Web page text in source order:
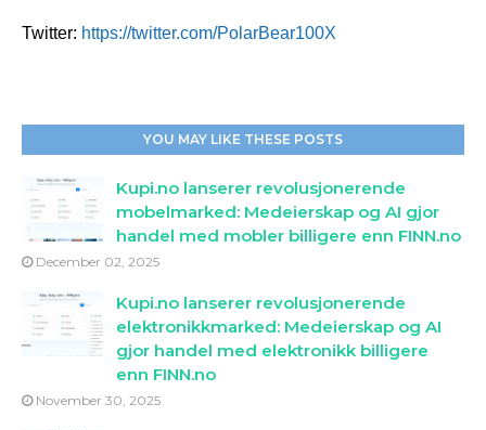
Twitter: https://twitter.com/PolarBear100X
YOU MAY LIKE THESE POSTS
Kupi.no lanserer revolusjonerende
mobelmarked: Medeierskap og AI gjor
handel med mobler billigere enn FINN.no
December 02, 2025
Kupi.no lanserer revolusjonerende
elektronikkmarked: Medeierskap og AI
gjor handel med elektronikk billigere
enn FINN.no
November 30, 2025